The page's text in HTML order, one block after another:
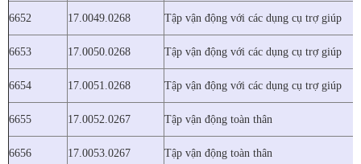
6652 17.0049.0268 Tập vận động với các dụng cụ trợ giúp
6653 17.0050.0268 Tập vận động với các dụng cụ trợ giúp
6654 17.0051.0268 Tập vận động với các dụng cụ trợ giúp
6655 17.0052.0267 Tập vận động toàn thân
6656 17.0053.0267 Tập vận động toàn thân